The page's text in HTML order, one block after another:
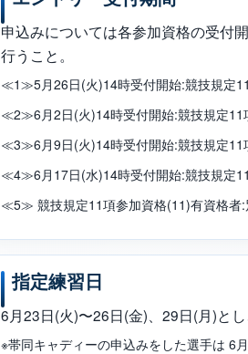
申込みについては各参加資格の受付
行うこと。
≪1≫5月26日(火)14時受付開始:競技規定
≪2≫6月2日(火)14時受付開始:競技規定11
≪3≫6月9日(火)14時受付開始:競技規定11
≪4≫6月17日(水)14時受付開始:競技規定
≪5≫ 競技規定11項参加資格(11)有資格者:
指定練習日
6月23日(火)〜26日(金)、29日(月)と
※帯同キャディーの申込みをした選手は 6